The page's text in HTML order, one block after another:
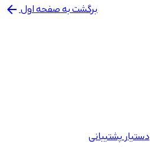
arrow_back برگشت به صفحه اول
دستیار پشتیبانی